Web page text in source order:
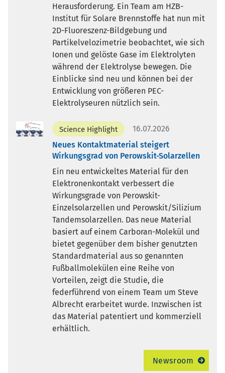
Herausforderung. Ein Team am HZB-
Institut für Solare Brennstoffe hat nun mit
2D-Fluoreszenz-Bildgebung und
Partikelvelozimetrie beobachtet, wie sich
Ionen und gelöste Gase im Elektrolyten
während der Elektrolyse bewegen. Die
Einblicke sind neu und können bei der
Entwicklung von größeren PEC-
Elektrolyseuren nützlich sein.
Science Highlight
16.07.2026
Neues Kontaktmaterial steigert
Wirkungsgrad von Perowskit-Solarzellen
Ein neu entwickeltes Material für den
Elektronenkontakt verbessert die
Wirkungsgrade von Perowskit-
Einzelsolarzellen und Perowskit/Silizium
Tandemsolarzellen. Das neue Material
basiert auf einem Carboran-Molekül und
bietet gegenüber dem bisher genutzten
Standardmaterial aus so genannten
Fußballmolekülen eine Reihe von
Vorteilen, zeigt die Studie, die
federführend von einem Team um Steve
Albrecht erarbeitet wurde. Inzwischen ist
das Material patentiert und kommerziell
erhältlich.
Newsroom